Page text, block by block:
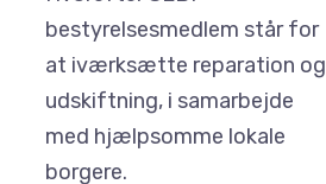
bestyrelsesmedlem står for
at iværksætte reparation og
udskiftning, i samarbejde
med hjælpsomme lokale
borgere.